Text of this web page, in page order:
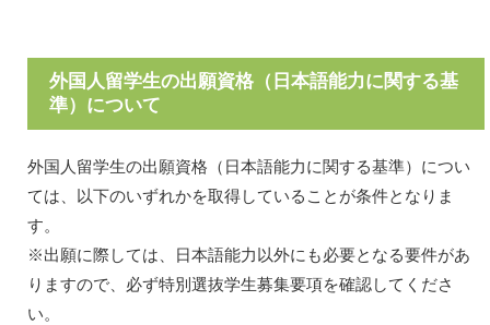
外国人留学生の出願資格（日本語能力に関する基
準）について
外国人留学生の出願資格（日本語能力に関する基準）につい
ては、以下のいずれかを取得していることが条件となりま
す。
※出願に際しては、日本語能力以外にも必要となる要件があ
りますので、必ず特別選抜学生募集要項を確認してくださ
い。